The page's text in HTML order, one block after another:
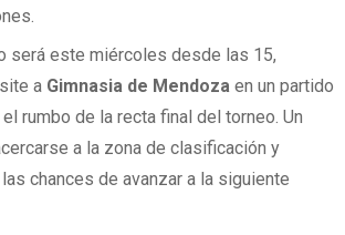
será este miércoles desde las 15,
a Gimnasia de Mendoza en un partido
rumbo de la recta final del torneo. Un
a la zona de clasificación y
chances de avanzar a la siguiente